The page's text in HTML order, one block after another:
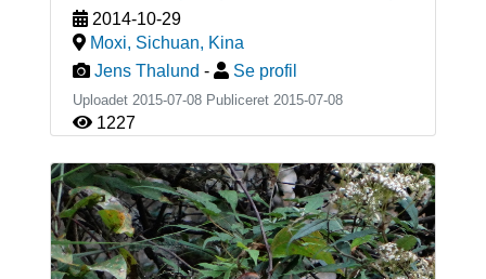
2014-10-29
Moxi, Sichuan, Kina
Jens Thalund - Se profil
Uploadet 2015-07-08 Publiceret 2015-07-08
1227